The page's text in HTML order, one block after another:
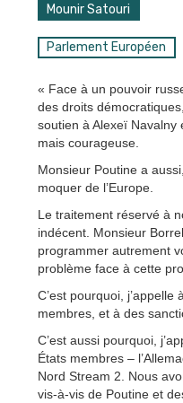
Mounir Satouri
Parlement Européen
« Face à un pouvoir
des droits
soutien à Alexeï Navalny
mais courageuse.
Monsieur Poutine a
moquer de l’Europe.
Le traitement réservé à
indécent. Monsieur
programmer autrement
problème face à cette
C’est pourquoi,
membres, et à des
C’est aussi pourquoi,
États membres –
Nord Stream 2. Nous
vis-à-vis de Poutine et